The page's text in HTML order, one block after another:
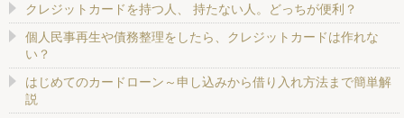
クレジットカードを持つ人、 持たない人。どっちが便利？
個人民事再生や債務整理をしたら、クレジットカードは作れな
い？
はじめてのカードローン～申し込みから借り入れ方法まで簡単解
説